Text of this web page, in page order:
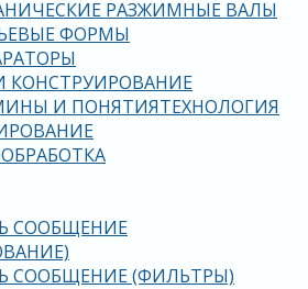
РАЗЖИМНЫЕ ВАЛЫ
ФОРМЫ
КОНСТРУИРОВАНИЕ
ТЕХНОЛОГИЯ
И ПОНЯТИЯ
СООБЩЕНИЕ
СООБЩЕНИЕ (ФИЛЬТРЫ)